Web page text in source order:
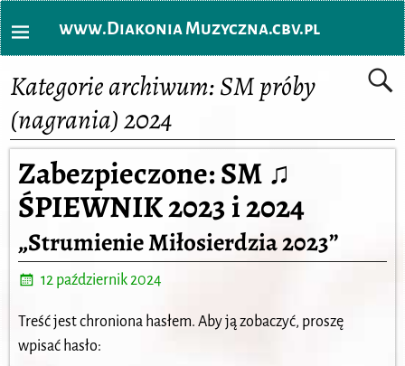
www.Diakonia Muzyczna.cbv.pl
Kategorie archiwum:SM próby
(nagrania) 2024
Zabezpieczone: SM ♫
ŚPIEWNIK 2023 i 2024
„Strumienie Miłosierdzia 2023”
12 październik 2024
Treść jest chroniona hasłem. Aby ją zobaczyć, proszę
wpisać hasło: